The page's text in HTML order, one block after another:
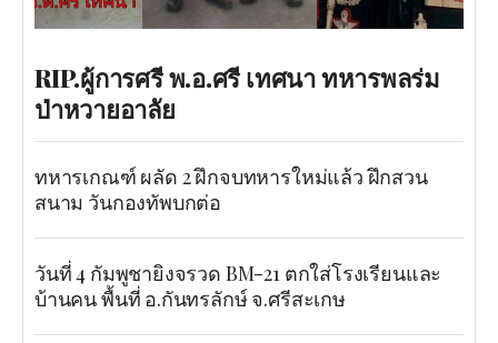
RIP.ผู้การศรี พ.อ.ศรี เทศนา ทหารพลร่ม
ป่าหวายอาลัย
ทหารเกณฑ์ ผลัด 2 ฝึกจบทหารใหม่แล้ว ฝึกสวน
สนาม วันกองทัพบกต่อ
วันที่ 4 กัมพูชายิงจรวด BM-21 ตกใส่โรงเรียนและ
บ้านคน พื้นที่ อ.กันทรลักษ์ จ.ศรีสะเกษ